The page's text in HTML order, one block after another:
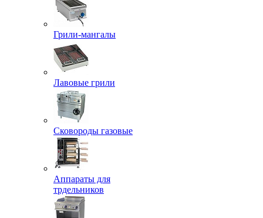
Грили-мангалы
Лавовые грили
Сковороды газовые
Аппараты для
трдельников